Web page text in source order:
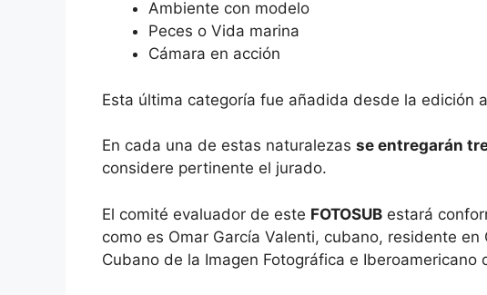
Ambiente con modelo
Peces o Vida marina
Cámara en acción
Esta última categoría fue añadida desde la edición
En cada una de estas naturalezas se entregarán
considere pertinente el jurado.
El comité evaluador de este FOTOSUB estará
como es Omar García Valenti, cubano, residente
Cubano de la Imagen Fotográfica e Iberoamericano